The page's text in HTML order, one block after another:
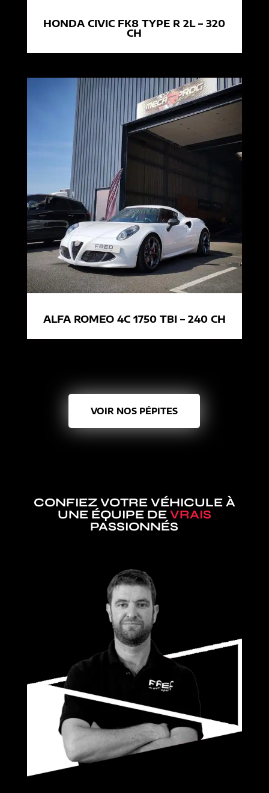
HONDA CIVIC FK8 TYPE R 2L – 320
CH
ALFA ROMEO 4C 1750 TBI – 240 CH
VOIR NOS PÉPITES
CONFIEZ VOTRE VÉHICULE À
UNE ÉQUIPE DE VRAIS
PASSIONNÉS